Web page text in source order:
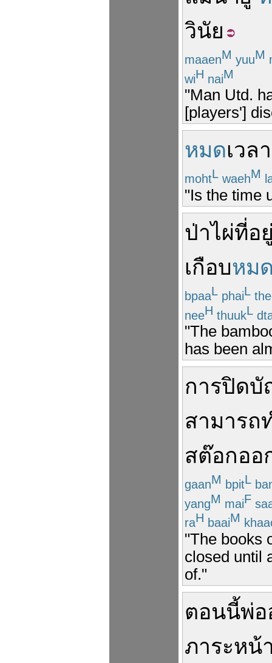
วินัย
maaenM yuuM
wiH naiM
"Man Utd.
[players']
หมดเวลา
mohtL waehM
"Is the time
ป่าไผ่ที่อ
เกือบหม
bpaaL phaiL
neeH thuukL
"The
has been
การปิดบั
สามารถ
สต๊อกออ
gaanM bpitL
yangM maiF
raH baaiM
"The books
closed until
of."
ตอนนี้พ่อ
ภาระหน้